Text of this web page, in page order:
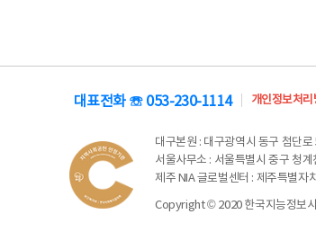
대표전화 ☏ 053-230-1114 개인정보처리
대구본원 : 대구광역시 동구 첨단
서울사무소 : 서울특별시 중구 청
제주 NIA 글로벌센터 : 제주특별자
Copyright © 2020 한국지능정보